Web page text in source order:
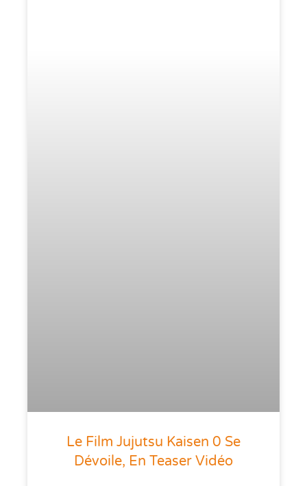
Le Film Jujutsu Kaisen 0 Se
Dévoile, En Teaser Vidéo